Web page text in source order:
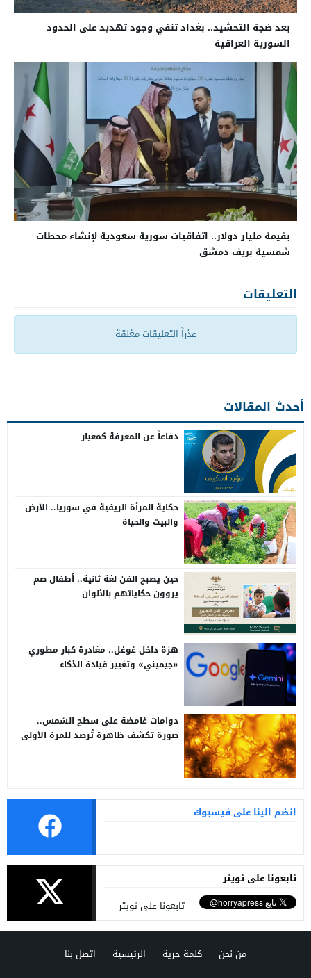
بعد ضجة التحشيد.. بغداد تنفي وجود تهديد على الحدود
السورية العراقية
بقيمة مليار دولار.. اتفاقيات سورية سعودية لإنشاء محطات
شمسية بريف دمشق
التعليقات
عذراً التعليقات مغلقة
أحدث المقالات
دفاعاً عن المعرفة كمعيار
حكاية المرأة الريفية في سوريا.. الأرض
والبيت والحياة
حين يصبح الفن لغة ثانية.. أطفال صم
يروون حكاياتهم بالألوان
هزة داخل غوغل.. مغادرة كبار مطوري
«جيميني» وتغيير قيادة الذكاء
دوامات غامضة على سطح الشمس..
صورة تكشف ظاهرة تُرصد للمرة الأولى
انضم الينا على فيسبوك
تابعونا على تويتر
تابعونا على تويتر
من نحن كلمة حرية الرئيسية
اتصل بنا